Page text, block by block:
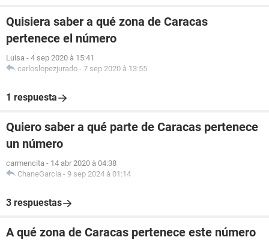
Quisiera saber a qué zona de Caracas
pertenece el número
Luisa - 4 sep 2020 à 15:41
carloslopezjurado - 7 sep 2020 à 13:55
1 respuesta
Quiero saber a qué parte de Caracas pertenece
un número
carmencita - 14 abr 2020 à 04:38
ChaneGarcia - 9 sep 2024 à 01:14
3 respuestas
A qué zona de Caracas pertenece este número